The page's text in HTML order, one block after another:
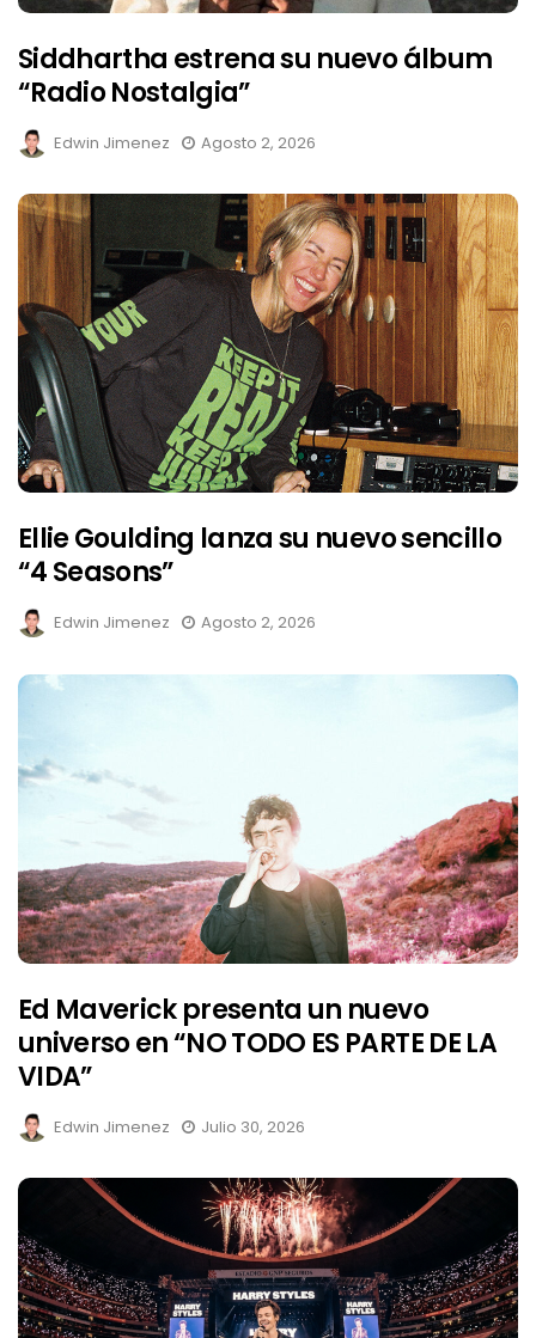
Siddhartha estrena su nuevo álbum
“Radio Nostalgia”
Edwin Jimenez Agosto 2, 2026
Ellie Goulding lanza su nuevo sencillo
“4 Seasons”
Edwin Jimenez Agosto 2, 2026
Ed Maverick presenta un nuevo
universo en “NO TODO ES PARTE DE LA
VIDA”
Edwin Jimenez Julio 30, 2026